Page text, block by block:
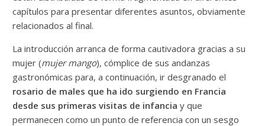
capítulos para presentar diferentes asuntos, obviamente
relacionados al final.
La introducción arranca de forma cautivadora gracias a su
mujer (mujer mango), cómplice de sus andanzas
gastronómicas para, a continuación, ir desgranado el
rosario de males que ha ido surgiendo en Francia
desde sus primeras visitas de infancia y que
permanecen como un punto de referencia con un sesgo